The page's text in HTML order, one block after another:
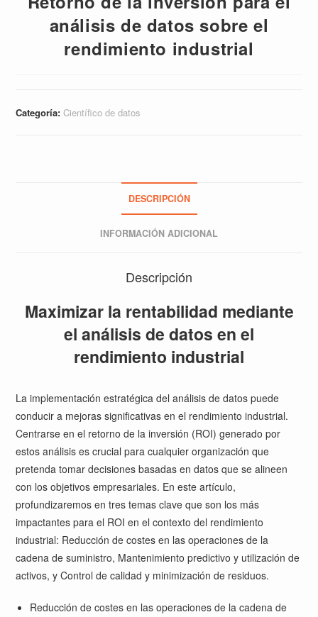
análisis de datos sobre el
rendimiento industrial
Categoría:Científico de datos
DESCRIPCIÓN
INFORMACIÓN ADICIONAL
Descripción
Maximizar la rentabilidad mediante
el análisis de datos en el
rendimiento industrial
La implementación estratégica del análisis de datos puede
conducir a mejoras significativas en el rendimiento industrial.
Centrarse en el retorno de la inversión (ROI) generado por
estos análisis es crucial para cualquier organización que
pretenda tomar decisiones basadas en datos que se alineen
con los objetivos empresariales. En este artículo,
profundizaremos en tres temas clave que son los más
impactantes para el ROI en el contexto del rendimiento
industrial: Reducción de costes en las operaciones de la
cadena de suministro, Mantenimiento predictivo y utilización de
activos, y Control de calidad y minimización de residuos.
Reducción de costes en las operaciones de la cadena de